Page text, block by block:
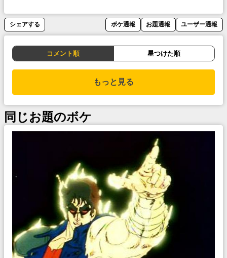
シェアする ボケ通報 お題通報 ユーザー通報
コメント順 星つけた順
もっと見る
同じお題のボケ